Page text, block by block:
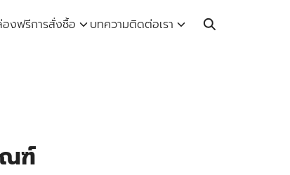
องฟรีการสั่งซื้อ บทความติดต่อเรา
ณฑ์